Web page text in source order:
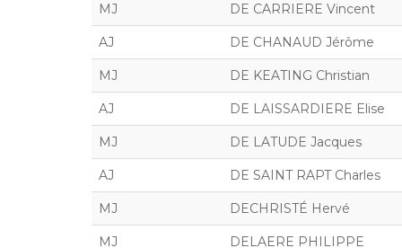
MJ DE CARRIERE Vincent
AJ DE CHANAUD Jérôme
MJ DE KEATING Christian
AJ DE LAISSARDIERE Elise
MJ DE LATUDE Jacques
AJ DE SAINT RAPT Charles
MJ DECHRISTÉ Hervé
MJ DELAERE PHILIPPE